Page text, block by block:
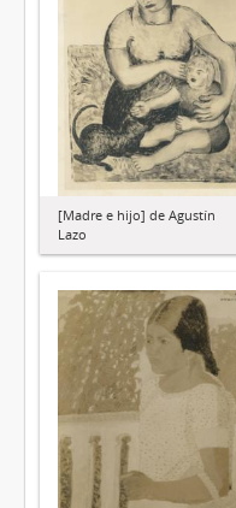
[Madre e hijo] de Agustín
Lazo